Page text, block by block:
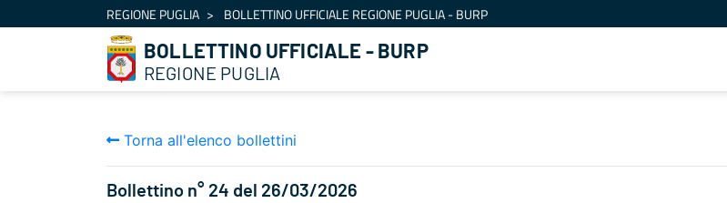
Salta al contenutoREGIONE PUGLIA BOLLETTINO UFFICIALE REGIONE PUGLIA - BURP
BOLLETTINO UFFICIALE - BURP
REGIONE PUGLIA
Torna all'elenco bollettini
Bollettino n° 24 del 26/03/2026